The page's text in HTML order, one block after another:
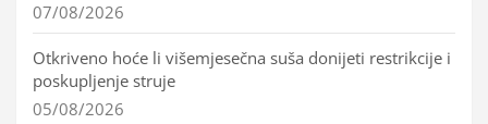
07/08/2026
Otkriveno hoće li višemjesečna suša donijeti restrikcije i
poskupljenje struje
05/08/2026